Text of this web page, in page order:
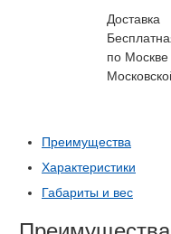
Доставка
по Москве
Преимущества
Характеристики
Габариты и вес